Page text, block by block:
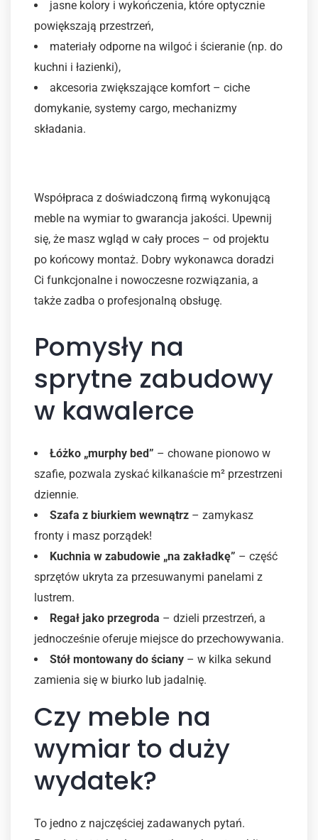
jasne kolory i wykończenia, które optycznie
powiększają przestrzeń,
materiały odporne na wilgoć i ścieranie (np. do
kuchni i łazienki),
akcesoria zwiększające komfort – ciche
domykanie, systemy cargo, mechanizmy
składania.
Współpraca z doświadczoną firmą wykonującą
meble na wymiar to gwarancja jakości. Upewnij
się, że masz wgląd w cały proces – od projektu
po końcowy montaż. Dobry wykonawca doradzi
Ci funkcjonalne i nowoczesne rozwiązania, a
także zadba o profesjonalną obsługę.
Pomysły na
sprytne zabudowy
w kawalerce
Łóżko „murphy bed” – chowane pionowo w
szafie, pozwala zyskać kilkanaście m² przestrzeni
dziennie.
Szafa z biurkiem wewnątrz – zamykasz
fronty i masz porządek!
Kuchnia w zabudowie „na zakładkę” – część
sprzętów ukryta za przesuwanymi panelami z
lustrem.
Regał jako przegroda – dzieli przestrzeń, a
jednocześnie oferuje miejsce do przechowywania.
Stół montowany do ściany – w kilka sekund
zamienia się w biurko lub jadalnię.
Czy meble na
wymiar to duży
wydatek?
To jedno z najczęściej zadawanych pytań.